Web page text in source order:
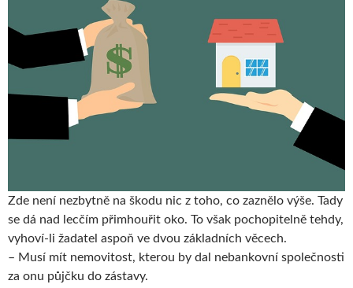
Zde není nezbytně na škodu nic z toho, co zaznělo výše. Tady
se dá nad lecčím přimhouřit oko. To však pochopitelně tehdy,
vyhoví-li žadatel aspoň ve dvou základních věcech.
– Musí mít nemovitost, kterou by dal nebankovní společnosti
za onu půjčku do zástavy.